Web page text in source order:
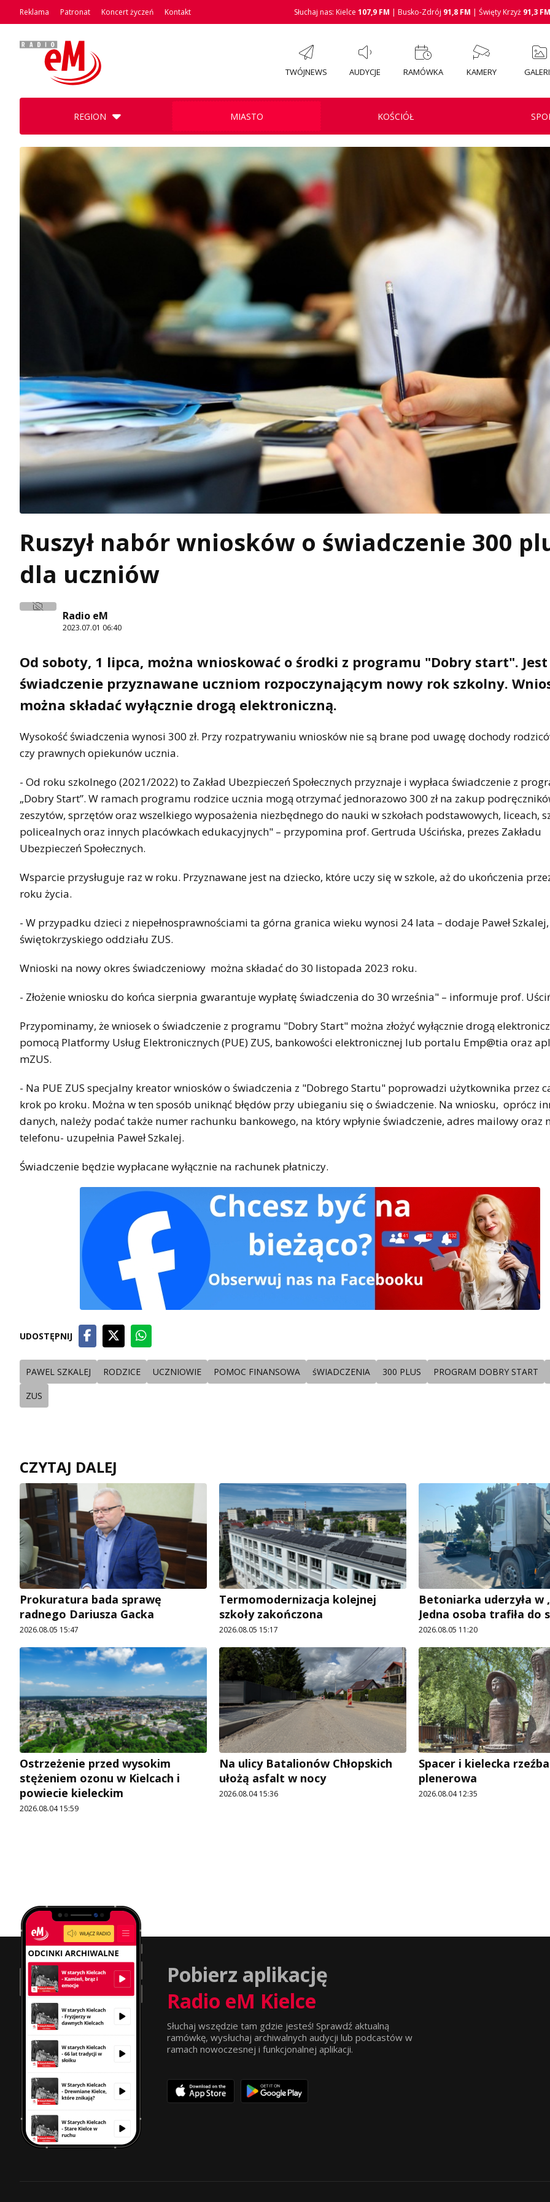
Reklama Patronat Koncert życzeń Kontakt Słuchaj nas: Kielce 107,9 FM | Busko-Zdrój 91,8 FM | Święty Krzyż 91,3 FM
TWÓJNEWS AUDYCJE RAMÓWKA KAMERY
REGION MIASTO KOŚCIÓŁ
Ruszył nabór wniosków o świadczenie 300
dla uczniów
Radio eM
2023.07.01 06:40
Od soboty, 1 lipca, można wnioskować o środki z programu "Dobry start".
świadczenie przyznawane uczniom rozpoczynającym nowy rok szkolny.
można składać wyłącznie drogą elektroniczną.
Wysokość świadczenia wynosi 300 zł. Przy rozpatrywaniu wniosków nie są brane pod uwagę dochody
czy prawnych opiekunów ucznia.
- Od roku szkolnego (2021/2022) to Zakład Ubezpieczeń Społecznych przyznaje i wypłaca świadczenie z
„Dobry Start”. W ramach programu rodzice ucznia mogą otrzymać jednorazowo 300 zł na zakup
zeszytów, sprzętów oraz wszelkiego wyposażenia niezbędnego do nauki w szkołach podstawowych, liceach,
policealnych oraz innych placówkach edukacyjnych" – przypomina prof. Gertruda Uścińska, prezes Zakładu
Ubezpieczeń Społecznych.
Wsparcie przysługuje raz w roku. Przyznawane jest na dziecko, które uczy się w szkole, aż do ukończenia
roku życia.
- W przypadku dzieci z niepełnosprawnościami ta górna granica wieku wynosi 24 lata – dodaje Paweł
świętokrzyskiego oddziału ZUS.
Wnioski na nowy okres świadczeniowy można składać do 30 listopada 2023 roku.
- Złożenie wniosku do końca sierpnia gwarantuje wypłatę świadczenia do 30 września" – informuje prof.
Przypominamy, że wniosek o świadczenie z programu "Dobry Start" można złożyć wyłącznie drogą
pomocą Platformy Usług Elektronicznych (PUE) ZUS, bankowości elektronicznej lub portalu Emp@tia oraz
mZUS.
- Na PUE ZUS specjalny kreator wniosków o świadczenia z "Dobrego Startu" poprowadzi użytkownika przez
krok po kroku. Można w ten sposób uniknąć błędów przy ubieganiu się o świadczenie. Na wniosku, oprócz
danych, należy podać także numer rachunku bankowego, na który wpłynie świadczenie, adres mailowy oraz
telefonu- uzupełnia Paweł Szkalej.
Świadczenie będzie wypłacane wyłącznie na rachunek płatniczy.
UDOSTĘPNIJ
PAWEL SZKALEJ RODZICE UCZNIOWIE POMOC FINANSOWA śWIADCZENIA 300 PLUS PROGRAM DOBRY START
ZUS
CZYTAJ DALEJ
Prokuratura bada sprawę
radnego Dariusza Gacka
2026.08.05 15:47
Termomodernizacja kolejnej
szkoły zakończona
2026.08.05 15:17
Betoniarka uderzyła w
Jedna osoba trafiła do
2026.08.05 11:20
Ostrzeżenie przed wysokim
stężeniem ozonu w Kielcach i
powiecie kieleckim
2026.08.04 15:59
Na ulicy Batalionów Chłopskich
ułożą asfalt w nocy
2026.08.04 15:36
Spacer i kielecka rzeźba
plenerowa
2026.08.04 12:35
Pobierz aplikację
Radio eM Kielce
Słuchaj wszędzie tam gdzie jesteś! Sprawdź aktualną
ramówkę, wysłuchaj archiwalnych audycji lub podcastów w
ramach nowoczesnej i funkcjonalnej aplikacji.